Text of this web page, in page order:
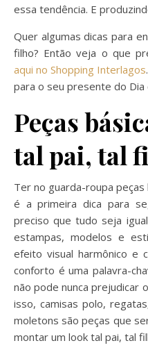
essa tendência. E
Quer algumas dicas para
filho? Então veja o que
aqui no Shopping Interlagos
para o seu presente do Dia
Peças
tal pai, tal
Ter no guarda-roupa
é a primeira dica para
preciso que tudo seja
estampas, modelos e
efeito visual harmônico e
conforto é uma palavra-
não pode nunca prejudicar
isso, camisas polo,
moletons são peças que
montar um look tal pai, tal